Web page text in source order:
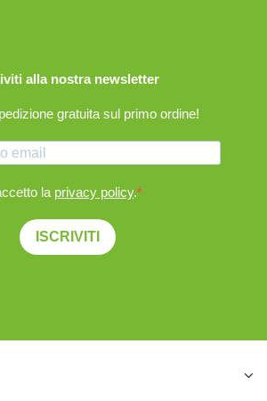
alla nostra newsletter
gratuita sul primo ordine!
la privacy policy.
ISCRIVITI